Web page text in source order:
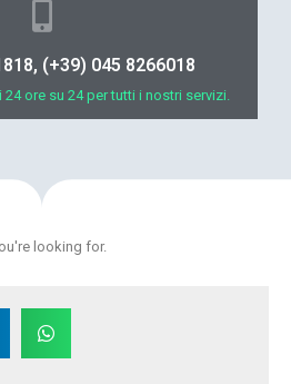
(+39) 045 8266018
ore su 24 per tutti i nostri servizi.
looking for.